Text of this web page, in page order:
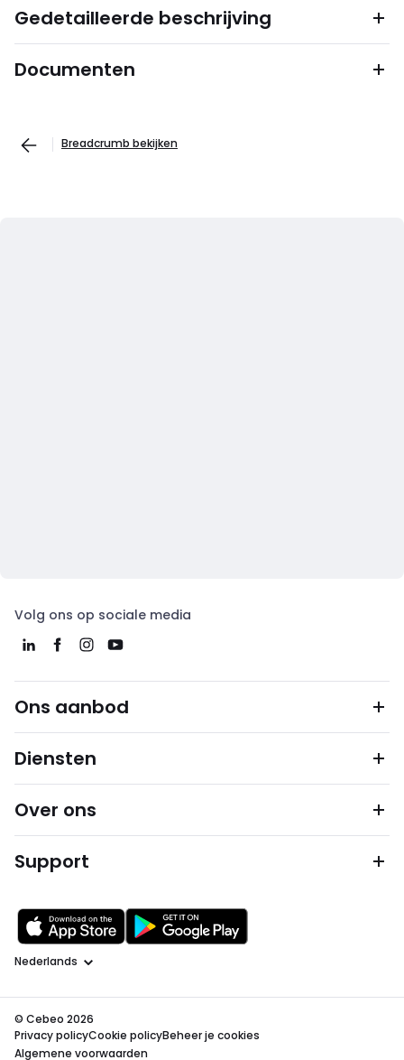
Gedetailleerde beschrijving
Documenten
Breadcrumb bekijken
Volg ons op sociale media
Ons aanbod
Diensten
Over ons
Support
Taal
© Cebeo 2026
Privacy policyCookie policyBeheer je cookies
Algemene voorwaarden